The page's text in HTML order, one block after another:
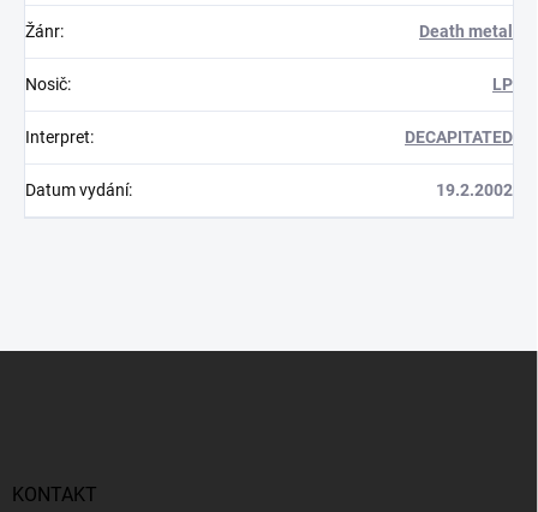
Žánr: Death metal
Nosič: LP
Interpret: DECAPITATED
Datum vydání: 19.2.2002
KONTAKT